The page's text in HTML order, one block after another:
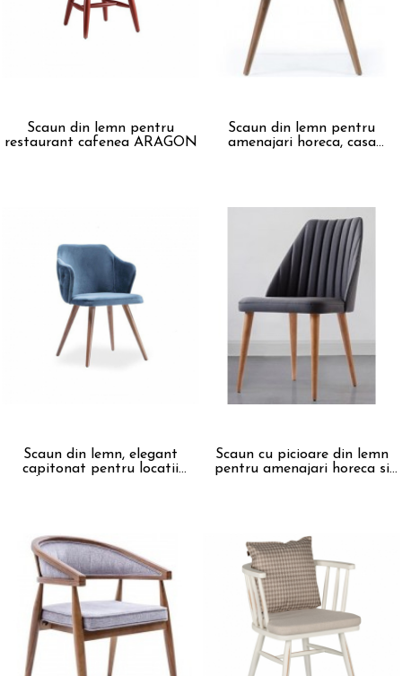
Scaun din lemn pentru
restaurant cafenea ARAGON
Scaun din lemn pentru
amenajari horeca, casa
Scaun din lemn, elegant
capitonat pentru locatii
Scaun cu picioare din lemn
pentru amenajari horeca si